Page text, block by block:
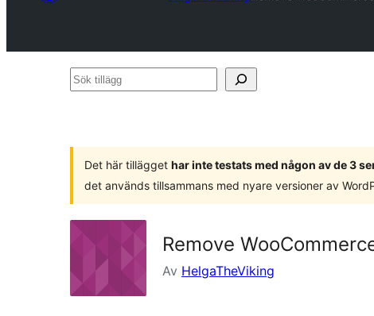
Sök
Det här tillägget har inte testats med någon av de 3
det används tillsammans med nyare versioner av
Remove
Av HelgaTheViking